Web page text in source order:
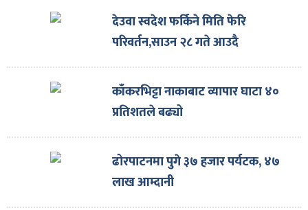
देउवा स्वदेश फर्किने मिति फेरि
परिवर्तन,साउन २८ गते आउदै
काँकरभिट्टा नाकाबाट व्यापार घाटा ४०
प्रतिशतले बढ्यो
ढोरपाटनमा पुगे ३७ हजार पर्यटक, ४७
लाख आम्दानी